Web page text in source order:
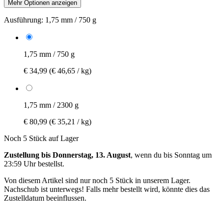
Mehr Optionen anzeigen
Ausführung: 1,75 mm / 750 g
1,75 mm / 750 g
€ 34,99 (€ 46,65 / kg)
1,75 mm / 2300 g
€ 80,99 (€ 35,21 / kg)
Noch 5 Stück auf Lager
Zustellung bis Donnerstag, 13. August, wenn du bis Sonntag um
23:59 Uhrbestellst.
Von diesem Artikel sind nur noch 5 Stück in unserem Lager.
Nachschub ist unterwegs! Falls mehr bestellt wird, könnte dies das
Zustelldatum beeinflussen.